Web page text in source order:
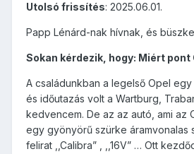
Utolsó frissítés: 2025.06.01.
Papp Lénárd-nak hívnak, és
Sokan kérdezik, hogy: Miért pont
A családunkban a legelső Opel
és időutazás volt a Wartburg,
kedvencem. De az az autó, ami
egy gyönyörű szürke áramvonalas
felirat ,,Calibra” , ,,16V” … Ott